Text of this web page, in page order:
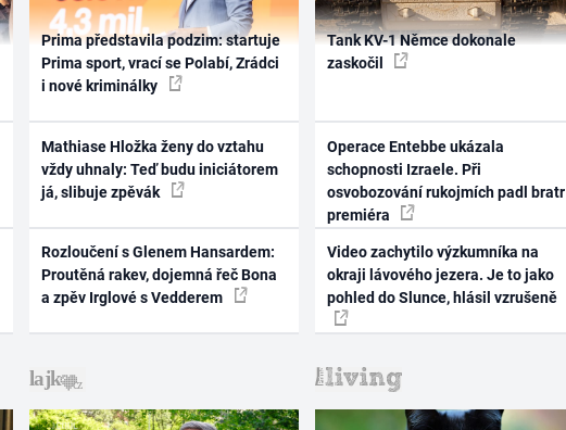
Prima představila podzim: startuje
Prima sport, vrací se Polabí, Zrádci
i nové kriminálky
Mathiase Hložka ženy do vztahu
vždy uhnaly: Teď budu iniciátorem
já, slibuje zpěvák
Rozloučení s Glenem Hansardem:
Proutěná rakev, dojemná řeč Bona
a zpěv Irglové s Vedderem
Tank KV-1 Němce dokonale
zaskočil
Operace Entebbe ukázala
schopnosti Izraele. Při
osvobozování rukojmích padl bratr
premiéra
Video zachytilo výzkumníka na
okraji lávového jezera. Je to jako
pohled do Slunce, hlásil vzrušeně